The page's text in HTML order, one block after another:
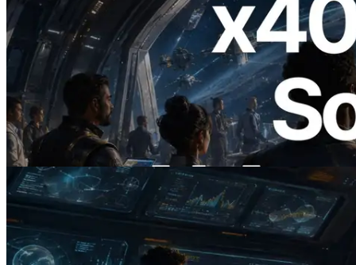
2026.07.04
ERPC startet x402-fähige Solana RPC —
Der Beginn einer Ära, in der KI-Agenten
APIs bei Bedarf bezahlen
Lesen Sie diesen Artikel